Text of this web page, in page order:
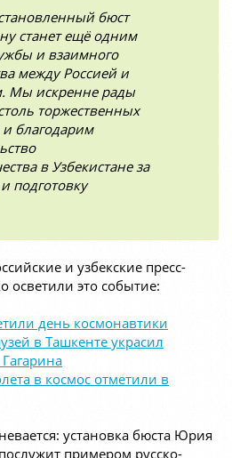
бюст
станет ещё одним
и взаимного
между Россией и
Мы искренне рады
торжественных
благодарим
в Узбекистане за
подготовку
и узбекские пресс-
это событие:
день космонавтики
в Ташкенте украсил
в космос отметили в
установка бюста Юрия
примером русско-